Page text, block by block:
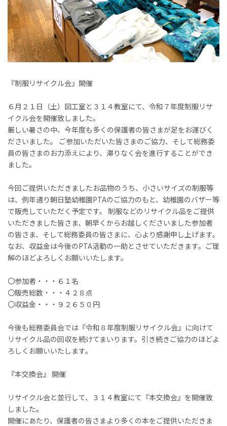
『制服リサイクル会』開催
６月２１日（土）図工室と３１４教室にて、令和７年度制服リサ
イクル会を開催致しました。
厳しい暑さの中、今年度も多くの保護者の皆さまが足をお運びく
ださいました。 ご参加いただいた皆さまのご協力、そして総務委
員の皆さまのお力添えにより、滞りなく会を進行することができ
ました。
今回ご提供いただきましたお品物のうち、小さいサイズの制服等
は、例年通り朝日塾幼稚園PTAのご協力のもと、幼稚園のバザー等
で販売していただく予定です。 制服などのリサイクル品をご提供
いただきました皆さま、朝早くからお越しくださいました参加者
の皆さま、そして総務委員の皆さまに、心より感謝申し上げます。
なお、収益金は今後のPTA活動の一助とさせていただきます。ご理
解のほどよろしくお願いいたします。
〇参加者・・・６１名
〇販売総数・・・４２８点
〇収益金・・・９２６５０円
今後も総務委員会では『令和８年度制服リサイクル会』に向けて
リサイクル品の回収を続けてまいります。引き続きご協力のほどよ
ろしくお願いいたします。
『本交換会』 開催
リサイクル会と並行して、３１４教室にて『本交換会』を開催致
しました。
開催にあたり、保護者の皆さまより多くの本をご提供いただきま